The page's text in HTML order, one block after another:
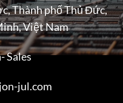
Thành phố Thủ Đức,
Việt Nam
Sales
jul.com